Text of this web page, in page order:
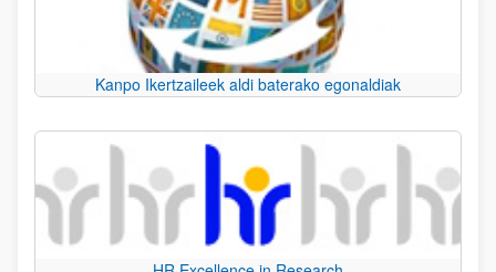
Kanpo Ikertzaileek aldi baterako egonaldiak